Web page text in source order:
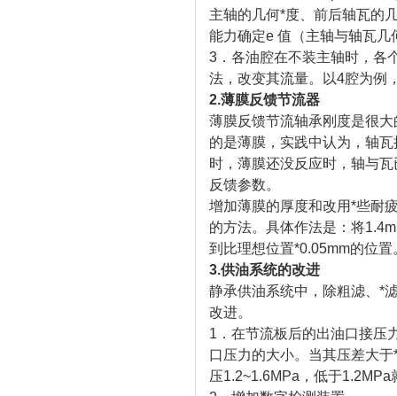
主轴的几何*度、前后轴瓦的
能力确定e 值（主轴与轴瓦
3．各油腔在不装主轴时，各
法，改变其流量。以4腔为例
2.薄膜反馈节流器
薄膜反馈节流轴承刚度是很
的是薄膜，实践中认为，轴
时，薄膜还没反应时，轴与
反馈参数。
增加薄膜的厚度和改用*些耐
的方法。具体作法是：将
到比理想位置*0.05mm的位
3.供油系统的改进
静承供油系统中，除粗滤、*
改进。
1．在节流板后的出油口接压
口压力的大小。当其压差大
压1.2~1.6MPa，低于1.2MPa